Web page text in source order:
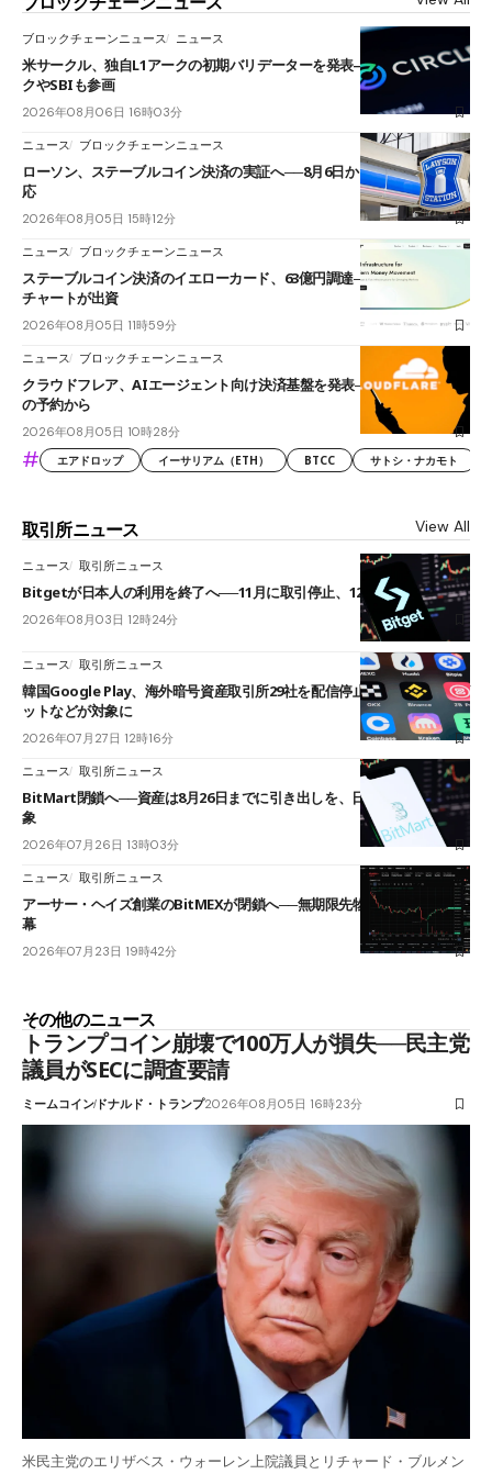
ブロックチェーンニュース ニュース
米サークル、独自L1アークの初期バリデーターを発表――ブラックロッ
クやSBIも参画
2026年08月06日 16時03分
ニュース ブロックチェーンニュース
ローソン、ステーブルコイン決済の実証へ──8月6日からJPYCやUSDC対
応
2026年08月05日 15時12分
ニュース ブロックチェーンニュース
ステーブルコイン決済のイエローカード、63億円調達──ソニーやスタン
チャートが出資
2026年08月05日 11時59分
ニュース ブロックチェーンニュース
クラウドフレア、AIエージェント向け決済基盤を発表──まずハンドル名
の予約から
2026年08月05日 10時28分
# エアドロップ イーサリアム（ETH） BTCC サトシ・ナカモト
取引所ニュース View All
ニュース 取引所ニュース
Bitgetが日本人の利用を終了へ──11月に取引停止、12月末に強制決済
2026年08月03日 12時24分
ニュース 取引所ニュース
韓国Google Play、海外暗号資産取引所29社を配信停止──OKXやバイビ
ットなどが対象に
2026年07月27日 12時16分
ニュース 取引所ニュース
BitMart閉鎖へ──資産は8月26日までに引き出しを、日本人利用者も対
象
2026年07月26日 13時03分
ニュース 取引所ニュース
アーサー・ヘイズ創業のBitMEXが閉鎖へ──無期限先物を生んだ11年に
幕
2026年07月23日 19時42分
その他のニュース
トランプコイン崩壊で100万人が損失──民主党
議員がSECに調査要請
ミームコインドナルド・トランプ2026年08月05日 16時23分
米民主党のエリザベス・ウォーレン上院議員とリチャード・ブルメン